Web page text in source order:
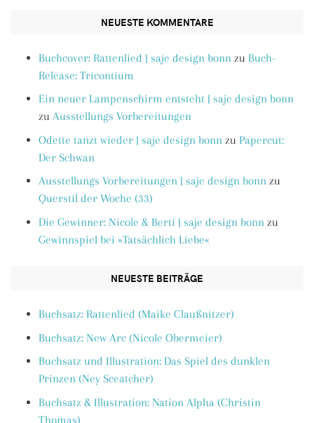
NEUESTE KOMMENTARE
Buchcover: Rattenlied | saje design bonn zu Buch-
Release: Tricontium
Ein neuer Lampenschirm entsteht | saje design bonn
zu Ausstellungs Vorbereitungen
Odette tanzt wieder | saje design bonn zu Papercut:
Der Schwan
Ausstellungs Vorbereitungen | saje design bonn zu
Querstil der Woche (33)
Die Gewinner: Nicole & Berti | saje design bonn zu
Gewinnspiel bei »Tatsächlich Liebe«
NEUESTE BEITRÄGE
Buchsatz: Rattenlied (Maike Claußnitzer)
Buchsatz: New Arc (Nicole Obermeier)
Buchsatz und Illustration: Das Spiel des dunklen
Prinzen (Ney Sceatcher)
Buchsatz & Illustration: Nation Alpha (Christin
Thomas)